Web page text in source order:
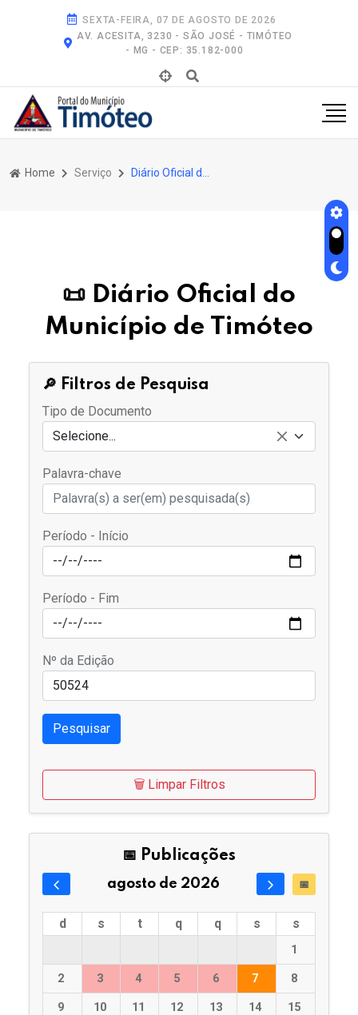
SEXTA-FEIRA, 07 DE AGOSTO DE 2026
AV. ACESITA, 3230 - SÃO JOSÉ - TIMÓTEO
- MG - CEP: 35.182-000
Home Serviço
📜 Diário Oficial do
Município de Timóteo
🔎 Filtros de Pesquisa
Tipo de Documento
Selecione...
Palavra-chave
Período - Início
Período - Fim
Nº da Edição
Pesquisar
🗑️ Limpar Filtros
📅 Publicações
agosto de 2026 📅
d s t q q s s
1
2 3 4 5 6 7 8
9 10 11 12 13 14 15